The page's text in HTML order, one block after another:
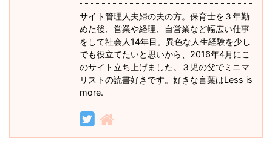
サイト管理人夫婦の夫の方。保育士を３年勤
めた後、営業や経理、自営業など幅広い仕事
をして社会人14年目。異色な人生経験を少し
でも役立てたいと思いから、2016年4月にこ
のサイト立ち上げました。３児の父でミニマ
リストの読書好きです。好きな言葉はLess is
more.